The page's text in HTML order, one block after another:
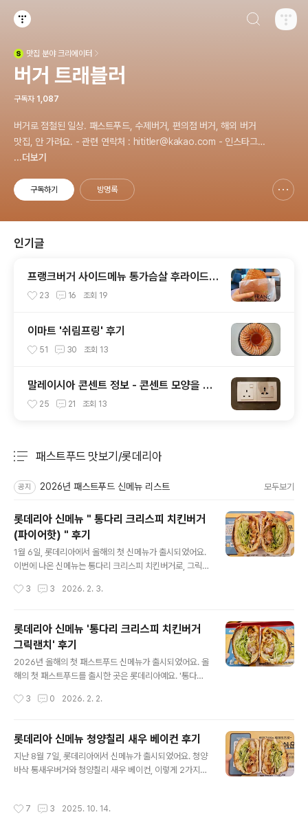
맛집 분야 크리에이터
버거 트래블러
구독자 1,087
버거로 점철된 일상. 패스트푸드, 수제버거, 편의점 버거, 해외 버거
맛집, 안 가려요. - 관련 연락처 : hititler@kakao.com - 인스타그
램 @hititler_hamburger
...더보기
구독하기 방명록
인기글
프랭크버거 사이드메뉴 통가슴살 후라이드
후기
23 16 조회 19
이마트 '쉬림프링' 후기
51 30 조회 13
말레이시아 콘센트 정보 - 콘센트 모양을 잘
확인하세요!
25 21 조회 13
패스트푸드 맛보기/롯데리아
공지 2026년 패스트푸드 신메뉴 리스트 모두보기
롯데리아 신메뉴 " 통다리 크리스피 치킨버거
(파이어핫) " 후기
1월 6일, 롯데리아에서 올해의 첫 신메뉴가 출시되었어요.
이번에 나온 신메뉴는 통다리 크리스피 치킨버거로, 그릭
리아 신메뉴 '통다리 크리스피 치킨버거 그릭랜치' 후기 htt
고, 그 다음으로 파이어핫을 먹었습니다. 통다리 크리스피
치킨버거 파이어핫 세트 Crispy Chicken Burger (Fire
Hot) 매장 가격은 단품 6,900원, 세트 8,900원입니다.
딜리버리 가격은 단품 7,700원, 세트 10,200원입니다.
칼로리는 단품 594kcal, 세트 706kcal ~ 1431kcal 중
과 중량..
3 3 2026. 2. 3.
롯데리아 신메뉴 '통다리 크리스피 치킨버거
그릭랜치' 후기
2026년 올해의 첫 패스트푸드 신메뉴가 출시되었어요. 올
해의 첫 패스트푸드를 출시한 곳은 롯데리아예요. '통다리
거 파이어핫', 이렇게 2가지가 출시되었습니다. 침착맨과
거 그릭랜치 세트 Crispy Chicken Burger (Greek Ra
nch)매장 가격은 단품 6,900원, 세트 8,900원입니다. 딜
리버리 가격은 단품 7,700원, 세트 10,200원입니다. 칼
로리는 단품 618kcal, 세트 730~1,54kcal 입니다. 중량
아 번 밖으로 튀어나와서 타원 ..
3 0 2026. 2. 2.
롯데리아 신메뉴 청양칠리 새우 베이컨 후기
지난 8월 7일, 롯데리아에서 신메뉴가 출시되었어요. 청양
바삭 통새우버거와 청양칠리 새우 베이컨, 이렇게 2가지의
일, 롯데리아에서 신메뉴가 출시되었어요. 이번에 나온 신
7 3 2025. 10. 14.